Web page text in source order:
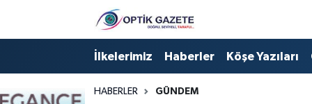
İlkelerimiz Haberler Köşe Yazıları
HABERLER GÜNDEM
Nöbetçi Eczaneler
Hava Durumu